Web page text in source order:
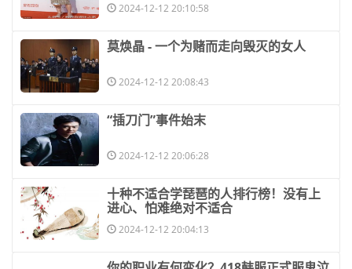
2024-12-12 20:10:58
​莫焕晶 - 一个为赌而走向毁灭的女人
2024-12-12 20:08:43
​“插刀门”事件始末
2024-12-12 20:06:28
​十种不适合学琵琶的人排行榜！没有上
进心、怕难绝对不适合
2024-12-12 20:04:13